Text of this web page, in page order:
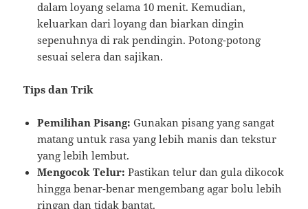
dalam loyang selama 10 menit. Kemudian,
keluarkan dari loyang dan biarkan dingin
sepenuhnya di rak pendingin. Potong-potong
sesuai selera dan sajikan.
Tips dan Trik
Pemilihan Pisang: Gunakan pisang yang sangat
matang untuk rasa yang lebih manis dan tekstur
yang lebih lembut.
Mengocok Telur: Pastikan telur dan gula dikocok
hingga benar-benar mengembang agar bolu lebih
ringan dan tidak bantat.